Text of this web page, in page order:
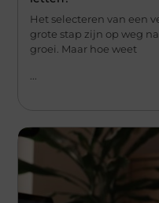
Het selecteren van een
grote stap zijn op weg
groei. Maar hoe weet